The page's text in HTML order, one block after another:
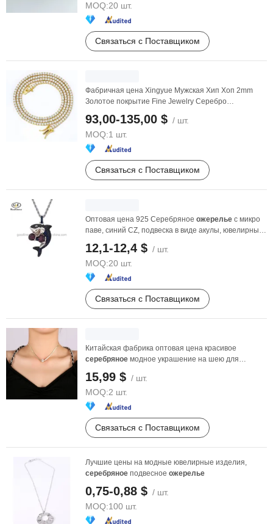
MOQ:20 шт.
Связаться с Поставщиком
Фабричная цена Xingyue Мужская Хип Хоп 2mm
Золотое покрытие Fine Jewelry Серебро
93,00-135,00 $ / шт.
MOQ:1 шт.
Связаться с Поставщиком
Оптовая цена 925 Серебряное ожерелье с микро
паве, синий CZ, подвеска в виде акулы, ювелирные
12,1-12,4 $ / шт.
MOQ:20 шт.
Связаться с Поставщиком
Китайская фабрика оптовая цена красивое
серебряное модное украшение на шею для
15,99 $ / шт.
MOQ:2 шт.
Связаться с Поставщиком
Лучшие цены на модные ювелирные изделия,
серебряное подвесное ожерелье
0,75-0,88 $ / шт.
MOQ:100 шт.